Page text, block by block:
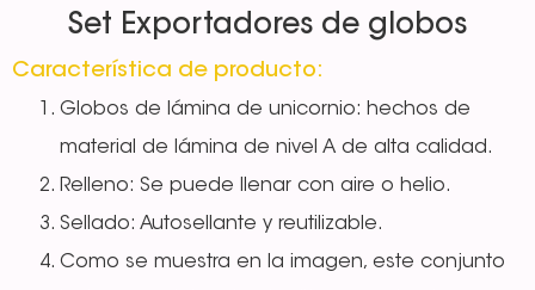
Set Exportadores de globos
Característica de producto:
Globos de lámina de unicornio: hechos de
material de lámina de nivel A de alta calidad.
Relleno: Se puede llenar con aire o helio.
Sellado: Autosellante y reutilizable.
Como se muestra en la imagen, este conjunto